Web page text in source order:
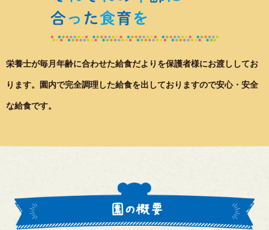
栄養士が毎月年齢に合わせた給食だよりを保護者様にお渡ししてお
ります。 園内で完全調理した給食を出しておりますので安心・安全
な給食です。